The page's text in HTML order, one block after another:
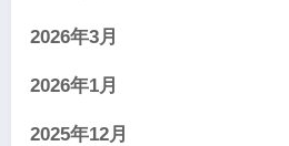
2026年3月
2026年1月
2025年12月